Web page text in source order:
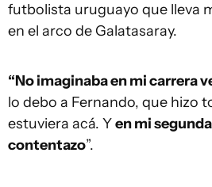
futbolista uruguayo que lleva
en el arco de Galatasaray.
“No imaginaba en mi carrera
lo debo a Fernando, que hizo
estuviera acá. Yen mi
contentazo”.